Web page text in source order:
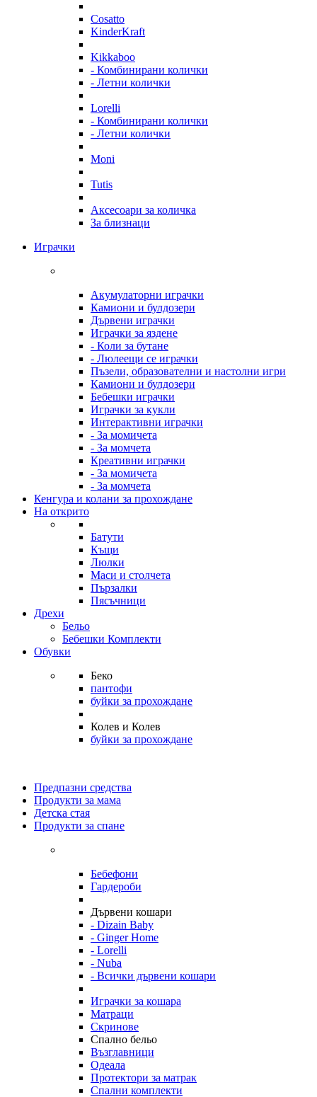
Cosatto
KinderKraft
Kikkaboo
- Комбинирани колички
- Летни колички
Lorelli
- Комбинирани колички
- Летни колички
Moni
Tutis
Аксесоари за количка
За близнаци
Играчки
Акумулаторни играчки
Камиони и булдозери
Дървени играчки
Играчки за яздене
- Коли за бутане
- Люлеещи се играчки
Пъзели, образователни и настолни игри
Камиони и булдозери
Бебешки играчки
Играчки за кукли
Интерактивни играчки
- За момичета
- За момчета
Креативни играчки
- За момичета
- За момчета
Кенгура и колани за прохождане
На открито
Батути
Къщи
Люлки
Маси и столчета
Пързалки
Пясъчници
Дрехи
Бельо
Бебешки Комплекти
Обувки
Беко
пантофи
буйки за прохождане
Колев и Колев
буйки за прохождане
Предпазни средства
Продукти за мама
Детска стая
Продукти за спане
Бебефони
Гардероби
Дървени кошари
- Dizain Baby
- Ginger Home
- Lorelli
- Nuba
- Всички дървени кошари
Играчки за кошара
Матраци
Скринове
Спално бельо
Възглавници
Одеала
Протектори за матрак
Спални комплекти